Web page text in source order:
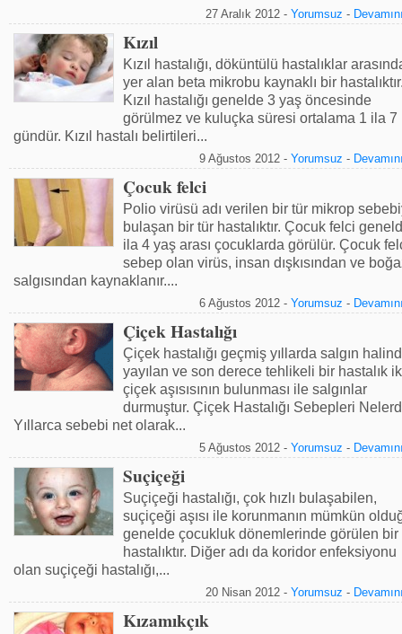
27 Aralık 2012 - Yorumsuz -
Kızıl
Kızıl hastalığı, döküntülü hastalıklar
yer alan beta mikrobu kaynaklı bir
Kızıl hastalığı genelde 3 yaş öncesinde
görülmez ve kuluçka süresi ortalama 1 ila 7
gündür. Kızıl hastalı belirtileri...
9 Ağustos 2012 - Yorumsuz -
Çocuk felci
Polio virüsü adı verilen bir tür mikrop
bulaşan bir tür hastalıktır. Çocuk felci
ila 4 yaş arası çocuklarda görülür. Çocuk
sebep olan virüs, insan dışkısından ve
salgısından kaynaklanır....
6 Ağustos 2012 - Yorumsuz -
Çiçek Hastalığı
Çiçek hastalığı geçmiş yıllarda salgın
yayılan ve son derece tehlikeli bir hastalık
çiçek aşısısının bulunması ile salgınlar
durmuştur. Çiçek Hastalığı Sebepleri
Yıllarca sebebi net olarak...
5 Ağustos 2012 - Yorumsuz -
Suçiçeği
Suçiçeği hastalığı, çok hızlı bulaşabilen,
suçiçeği aşısı ile korunmanın mümkün
genelde çocukluk dönemlerinde görülen bir
hastalıktır. Diğer adı da koridor enfeksiyonu
olan suçiçeği hastalığı,...
20 Nisan 2012 - Yorumsuz -
Kızamıkçık